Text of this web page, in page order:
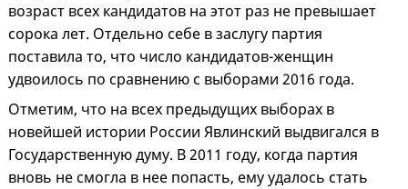
возраст всех кандидатов на этот раз не превышает
сорока лет. Отдельно себе в заслугу партия
поставила то, что число кандидатов-женщин
удвоилось по сравнению с выборами 2016 года.
Отметим, что на всех предыдущих выборах в
новейшей истории России Явлинский выдвигался в
Государственную думу. В 2011 году, когда партия
вновь не смогла в нее попасть, ему удалось стать